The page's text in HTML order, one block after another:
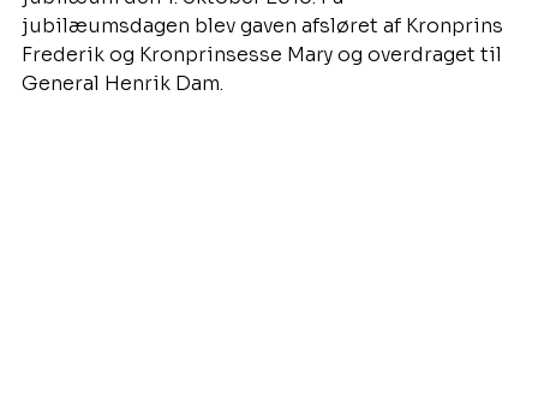
jubilæumsdagen blev gaven afsløret af Kronprins
Frederik og Kronprinsesse Mary og overdraget til
General Henrik Dam.